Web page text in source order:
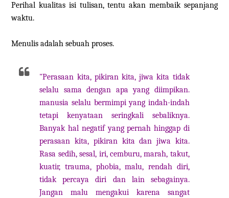
Perihal kualitas isi tulisan, tentu akan membaik sepanjang
waktu.
Menulis adalah sebuah proses.
"Perasaan kita, pikiran kita, jiwa kita tidak
selalu sama dengan apa yang diimpikan.
manusia selalu bermimpi yang indah-indah
tetapi kenyataan seringkali sebaliknya.
Banyak hal negatif yang pernah hinggap di
perasaan kita, pikiran kita dan jiwa kita.
Rasa sedih, sesal, iri, cemburu, marah, takut,
kuatir, trauma, phobia, malu, rendah diri,
tidak percaya diri dan lain sebagainya.
Jangan malu mengakui karena sangat